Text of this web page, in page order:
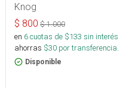
Knog
$ 800 $1.000
en 6cuotas de $133 sin interés
ahorras $30 por transferencia.
Disponible